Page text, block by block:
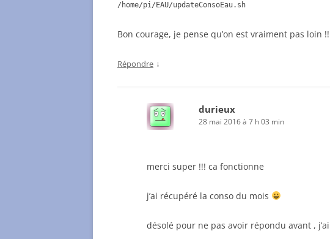
/home/pi/EAU/updateConsoEau.sh
Bon courage, je pense qu’on est vraiment pas loin !!
Répondre ↓
durieux
28 mai 2016 à 7 h 03 min
merci super !!! ca fonctionne
j’ai récupéré la conso du mois
désolé pour ne pas avoir répondu avant ,